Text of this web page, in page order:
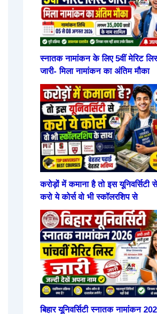
स्नातक नामांकन के लिए 5वीं मेरिट
जारी- मिला नामांकन का अंतिम मौका
करोड़ों में कमाना है तो इस यूनिवर्सिटी से
करो ये कोर्स वो भी स्कॉलरशिप से
बिहार यूनिवर्सिटी स्नातक नामांकन